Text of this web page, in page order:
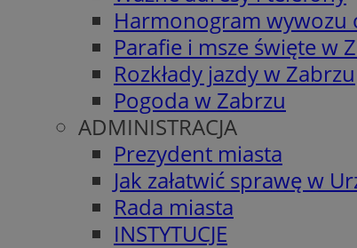
Harmonogram wywozu
Parafie i msze święte w
Rozkłady jazdy w Zabrzu
Pogoda w Zabrzu
ADMINISTRACJA
Prezydent miasta
Jak załatwić sprawę w
Rada miasta
INSTYTUCJE